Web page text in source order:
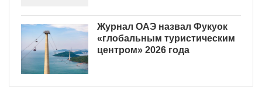
Журнал ОАЭ назвал Фукуок
«глобальным туристическим
центром» 2026 года